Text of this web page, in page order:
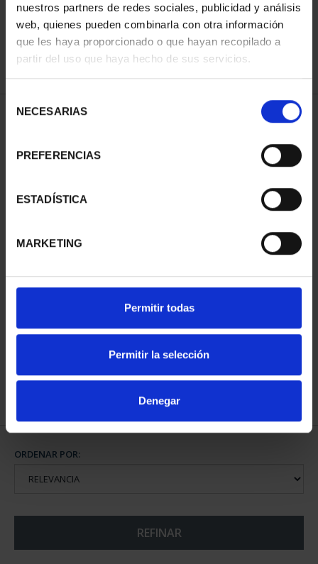
nuestros partners de redes sociales, publicidad y análisis
web, quienes pueden combinarla con otra información
que les haya proporcionado o que hayan recopilado a
partir del uso que haya hecho de sus servicios.
NECESARIAS
PREFERENCIAS
ESTADÍSTICA
MARKETING
Permitir todas
Permitir la selección
Denegar
REFINAR
1 Productos encontrados
MARÍA DE MAEZTU
140,00 €
ORDENAR POR:
REFINAR